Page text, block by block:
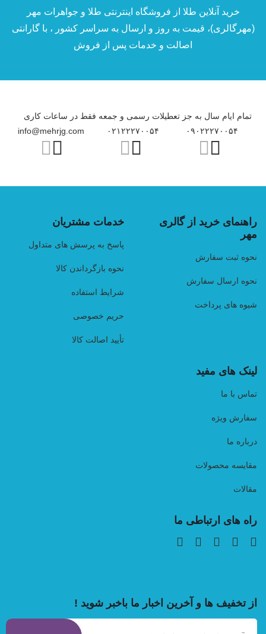
خرید آنلاین طلا از فروشگاه اینترنتی طلا و جواهرات مهر
(مهرگالری)، قیمت به روز و ارسال به سراسر کشور ، با گارانتی
اصالت و خدمات پس از فروش
تمام ایام سال به جز تعطیلات رسمی و جمعه فقط در ساعات کاری
۰۹۰۲۲۲۷۰۰۵۴
۰۲۱۲۲۲۷۰۰۵۴ info@mehrjg.com
راهنمای خرید از گالری
مهر
نحوه ثبت سفارش
نحوه ارسال سفارش
شیوه های پرداخت
خدمات مشتریان
پاسخ به پرسش های متداول
نحوه بازگرداندن کالا
شرایط استفاده
حریم خصوصی
تأیید اصالت کالا
لینک های مفید
تماس با ما
سفارش ویژه
درباره ما
مقایسه محصولات
مقالات
راه های ارتباطی ما
از تخفیف ها و آخرین اخبار ما باخبر شوید !